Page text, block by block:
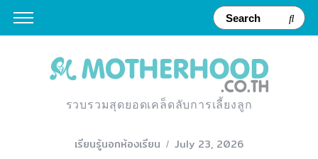
รวบรวมสุดยอดเคล็ดลับการเลี้ยงลูก
เรียนรู้นอกห้องเรียน July 23, 2026